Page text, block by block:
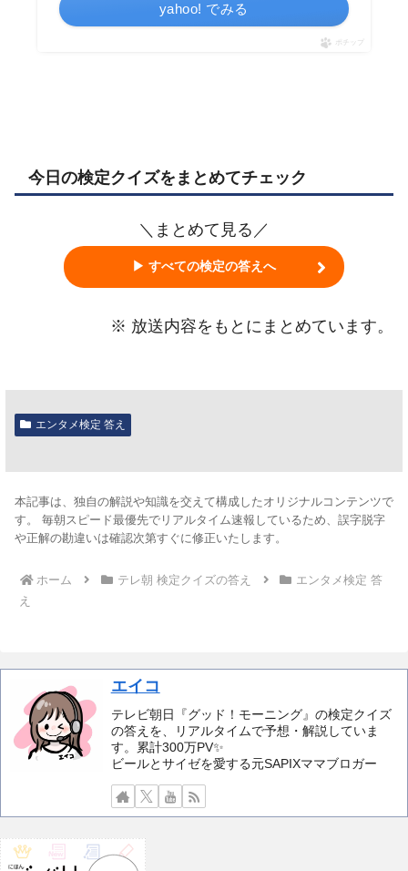
yahoo! でみる
ポチップ
今日の検定クイズをまとめてチェック
＼まとめて見る／
▶ すべての検定の答えへ
※ 放送内容をもとにまとめています。
エンタメ検定 答え
本記事は、独自の解説や知識を交えて構成したオリジナルコンテンツで
す。 毎朝スピード最優先でリアルタイム速報しているため、誤字脱字
や正解の勘違いは確認次第すぐに修正いたします。
ホーム テレ朝 検定クイズの答え
エンタメ検定 答
え
エイコ
テレビ朝日『グッド！モーニング』の検定クイズ
の答えを、リアルタイムで予想・解説していま
す。累計300万PV✨️
ビールとサイゼを愛する元SAPIXママブロガー